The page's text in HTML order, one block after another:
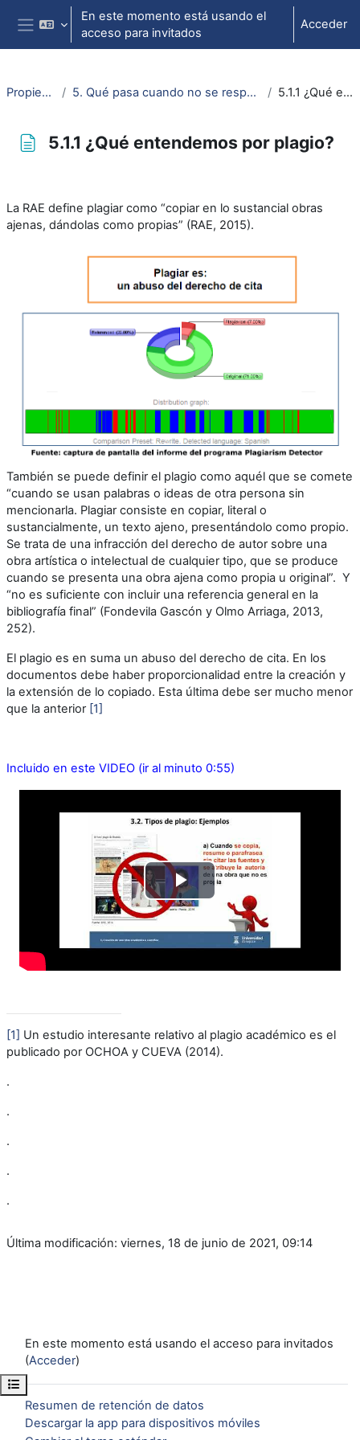
Salta al contenido principal
Panel lateral
En este momento está usando el
acceso para invitados
Acceder
Abrir índice del curso
Propiedad intelectual 5. Qué pasa cuando no se respetan los derechos (ajenos) y obligaciones (propias) 5.1.1 ¿Qué entendemos por plagio?
5.1.1 ¿Qué entendemos por plagio?
La RAE define plagiar como “copiar en lo sustancial obras
ajenas, dándolas como propias” (RAE, 2015).
También se puede definir el plagio como aquél que se comete
“cuando se usan palabras o ideas de otra persona sin
mencionarla. Plagiar consiste en copiar, literal o
sustancialmente, un texto ajeno, presentándolo como propio.
Se trata de una infracción del derecho de autor sobre una
obra artística o intelectual de cualquier tipo, que se produce
cuando se presenta una obra ajena como propia u original”. Y
“no es suficiente con incluir una referencia general en la
bibliografía final” (Fondevila Gascón y Olmo Arriaga, 2013,
252).
El plagio es en suma un abuso del derecho de cita. En los
documentos debe haber proporcionalidad entre la creación y
la extensión de lo copiado. Esta última debe ser mucho menor
que la anterior [1]
Incluido en este VIDEO (ir al minuto 0:55)
Reproducir
Vídeo
[1] Un estudio interesante relativo al plagio académico es el
publicado por OCHOA y CUEVA (2014).
.
.
.
.
.
Última modificación: viernes, 18 de junio de 2021, 09:14
En este momento está usando el acceso para invitados
(Acceder)
Resumen de retención de datos
Descargar la app para dispositivos móviles